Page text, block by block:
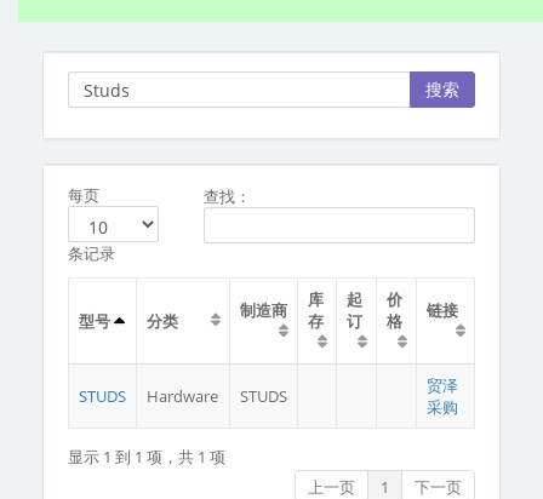
服务商
搜索
每页
条记录
查找：
型号 分类 制造商
库
存
起
订
价
格
链接
STUDS Hardware STUDS
贸泽
采购
显示 1 到 1 项，共 1 项
上一页
1 下一页